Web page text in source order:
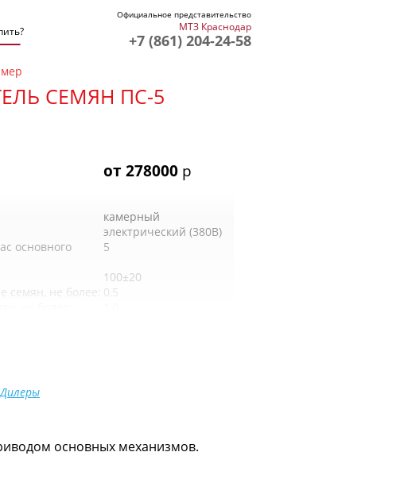
Официальное представительство
МТЗ Краснодар
+7 (861) 204-24-58
СЕМЯН ПС-5
от 278000 р
камерный
электрический (380В)
основного
5
100±20
семян, не более: 0,5
Дилеры
основных механизмов.